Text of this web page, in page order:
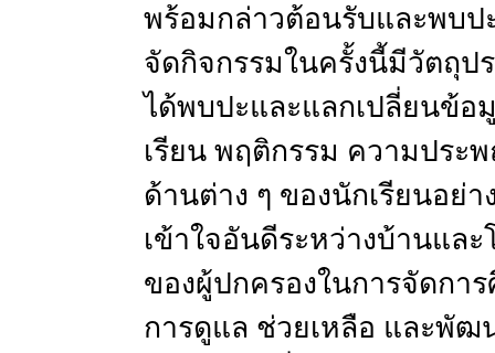
พร้อมกล่าวต้อนรับและพบป
จัดกิจกรรมในครั้งนี้มีวัตถุป
ได้พบปะและแลกเปลี่ยนข้อ
เรียน พฤติกรรม ความประ
ด้านต่าง ๆ ของนักเรียนอย่า
เข้าใจอันดีระหว่างบ้านและ
ของผู้ปกครองในการจัดกา
การดูแล ช่วยเหลือ และพัฒ